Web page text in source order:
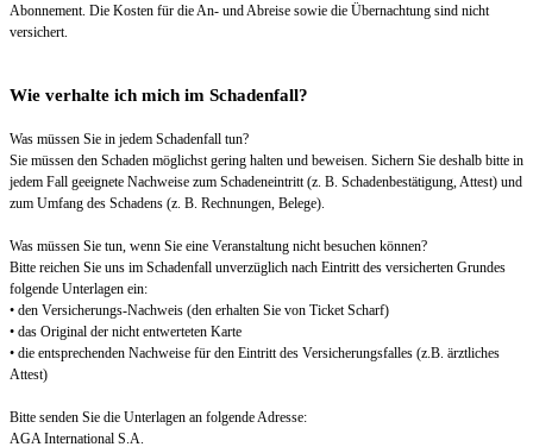
Abonnement. Die Kosten für die An- und Abreise sowie die Übernachtung sind nicht
versichert.
Wie verhalte ich mich im Schadenfall?
Was müssen Sie in jedem Schadenfall tun?
Sie müssen den Schaden möglichst gering halten und beweisen. Sichern Sie deshalb bitte in
jedem Fall geeignete Nachweise zum Schadeneintritt (z. B. Schadenbestätigung, Attest) und
zum Umfang des Schadens (z. B. Rechnungen, Belege).
Was müssen Sie tun, wenn Sie eine Veranstaltung nicht besuchen können?
Bitte reichen Sie uns im Schadenfall unverzüglich nach Eintritt des versicherten Grundes
folgende Unterlagen ein:
• den Versicherungs-Nachweis (den erhalten Sie von Ticket Scharf)
• das Original der nicht entwerteten Karte
• die entsprechenden Nachweise für den Eintritt des Versicherungsfalles (z.B. ärztliches
Attest)
Bitte senden Sie die Unterlagen an folgende Adresse:
AGA International S.A.